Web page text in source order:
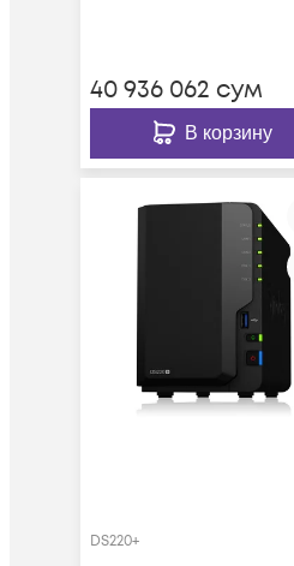
40 936 062 сум
В корзину
DS220+